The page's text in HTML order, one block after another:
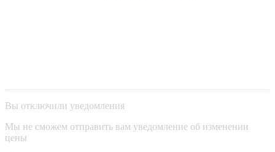
Вы отключили уведомления
Мы не сможем отправить вам уведомление об изменении
цены